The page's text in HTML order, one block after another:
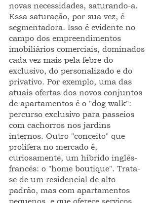
novas necessidades, saturando-a.
Essa saturação, por sua vez, é
segmentadora. Isso é evidente no
campo dos empreendimentos
imobiliários comerciais, dominados
cada vez mais pela febre do
exclusivo, do personalizado e do
privativo. Por exemplo, uma das
atuais ofertas dos novos conjuntos
de apartamentos é o "dog walk":
percurso exclusivo para passeios
com cachorros nos jardins
internos. Outro "conceito" que
prolifera no mercado é,
curiosamente, um híbrido inglês-
francês: o "home boutique". Trata-
se de um residencial de alto
padrão, mas com apartamentos
pequenos, e que oferece serviços